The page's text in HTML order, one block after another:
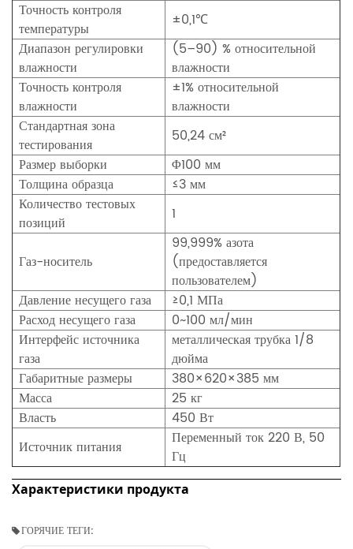
Точность контроля
температуры
±0,1℃
Диапазон регулировки
влажности
(5–90) % относительной
влажности
Точность контроля
влажности
±1% относительной
влажности
Стандартная зона
тестирования
50,24 см²
Размер выборки
Φ100 мм
Толщина образца
≤3 мм
Количество тестовых
позиций
1
Газ-носитель
99,999% азота
(предоставляется
пользователем)
Давление несущего газа
≥0,1 МПа
Расход несущего газа
0~100 мл/мин
Интерфейс источника
газа
металлическая трубка 1/8
дюйма
Габаритные размеры
380×620×385 мм
Масса
25 кг
Власть
450 Вт
Источник питания
Переменный ток 220 В, 50
Гц
Характеристики продукта
ГОРЯЧИЕ ТЕГИ: